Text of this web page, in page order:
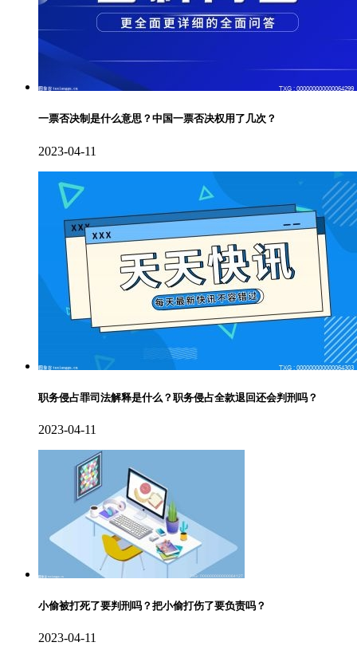
一票否决制是什么意思？中国一票否决权用了几次？
2023-04-11
职务侵占罪司法解释是什么？职务侵占全款退回还会判刑吗？
2023-04-11
小偷被打死了要判刑吗？把小偷打伤了要负责吗？
2023-04-11